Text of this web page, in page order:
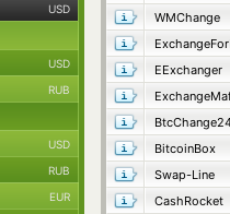
WMChange
EExchanger
BitcoinBox
Swap-Line
CashRocket
USD
USD
RUB
USD
RUB
EUR